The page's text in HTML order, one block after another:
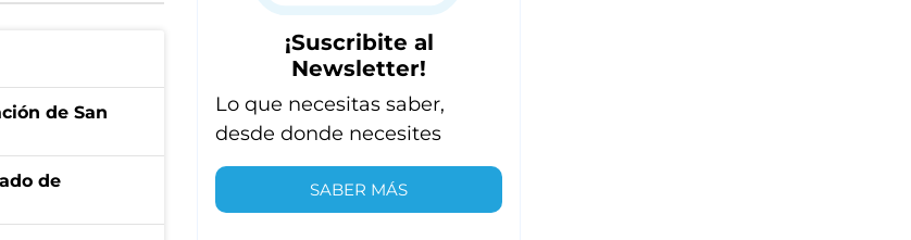
de San
de
¡Suscribite al
Newsletter!
Lo que necesitas saber,
desde donde necesites
SABER MÁS